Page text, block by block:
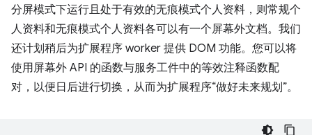
分屏模式下运行且处于有效的无痕模式个人资料，则常规个
人资料和无痕模式个人资料各可以有一个屏幕外文档。我们
还计划稍后为扩展程序 worker 提供 DOM 功能。您可以将
使用屏幕外 API 的函数与服务工件中的等效注释函数配
对，以便日后进行切换，从而为扩展程序“做好未来规划”。